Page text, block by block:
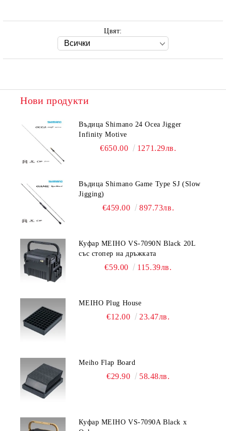
Цвят:
Нови продукти
Въдица Shimano 24 Ocea Jigger
Infinity Motive
€650.00 1271.29лв.
Въдица Shimano Game Type SJ (Slow
Jigging)
€459.00 897.73лв.
Куфар MEIHO VS-7090N Black 20L
със стопер на дръжката
€59.00 115.39лв.
MEIHO Plug House
€12.00 23.47лв.
Meiho Flap Board
€29.90 58.48лв.
Куфар MEIHO VS-7090A Black x